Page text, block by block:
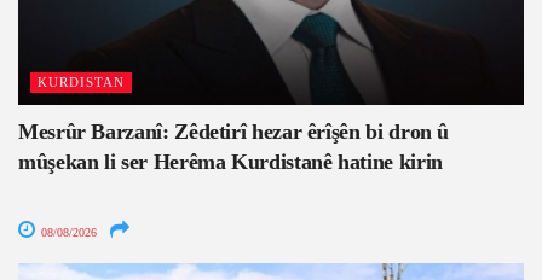
KURDISTAN
Mesrûr Barzanî: Zêdetirî hezar êrîşên bi dron û
mûşekan li ser Herêma Kurdistanê hatine kirin
08/08/2026